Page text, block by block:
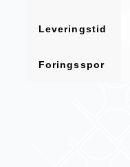
Leveringstid
Foringsspor